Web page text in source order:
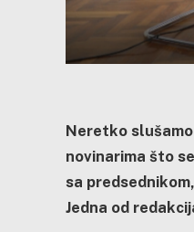
Neretko
novinarima što
sa
Jedna od